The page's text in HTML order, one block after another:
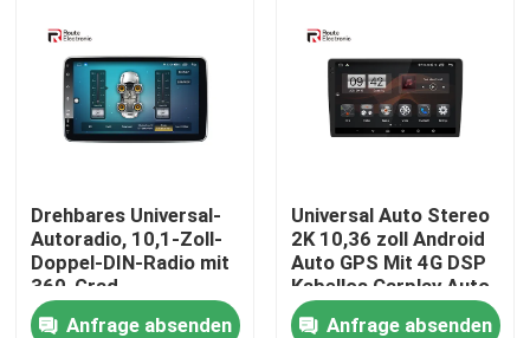
Drehbares Universal-
Autoradio, 10,1-Zoll-
Doppel-DIN-Radio mit
360-Grad-
Panoramakamera
Anfrage absenden
Universal Auto Stereo
2K 10,36 zoll Android
Auto GPS Mit 4G DSP
Kabellos Carplay Auto
Multimedia
Anfrage absenden